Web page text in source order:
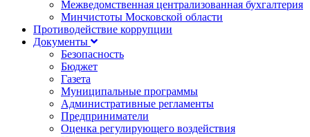
Межведомственная централизованная бухгалтерия
Минчистоты Московской области
Противодействие коррупции
Документы
Безопасность
Бюджет
Газета
Муниципальные программы
Административные регламенты
Предприниматели
Оценка регулирующего воздействия